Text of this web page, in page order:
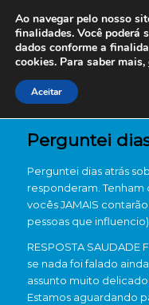
Perguntei
Perguntei dias atrás
responderam. Tenham
vocês JAMAIS
pessoas que
RESPOSTA
se nada foi falado
assunto muito
Estamos aguardando
Ao navegar pelo nosso
finalidades. Você poderá
dados conforme a
cookies. Para saber mais,
Aceitar